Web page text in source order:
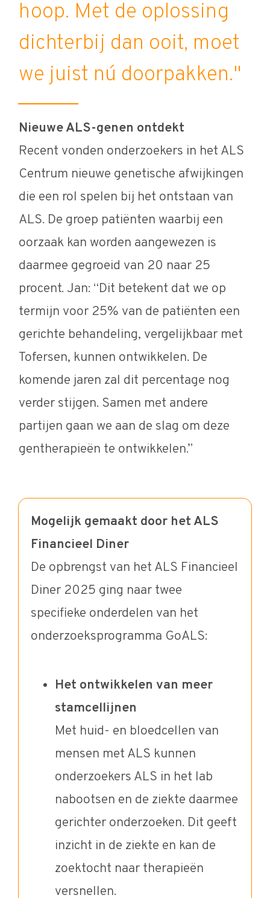
hoop. Met de oplossing
dichterbij dan ooit, moet
we juist nú doorpakken."
Nieuwe ALS-genen ontdekt
Recent vonden onderzoekers in het ALS
Centrum nieuwe genetische afwijkingen
die een rol spelen bij het ontstaan van
ALS. De groep patiënten waarbij een
oorzaak kan worden aangewezen is
daarmee gegroeid van 20 naar 25
procent. Jan: “Dit betekent dat we op
termijn voor 25% van de patiënten een
gerichte behandeling, vergelijkbaar met
Tofersen, kunnen ontwikkelen. De
komende jaren zal dit percentage nog
verder stijgen. Samen met andere
partijen gaan we aan de slag om deze
gentherapieën te ontwikkelen.”
Mogelijk gemaakt door het ALS
Financieel Diner
De opbrengst van het ALS Financieel
Diner 2025 ging naar twee
specifieke onderdelen van het
onderzoeksprogramma GoALS:
Het ontwikkelen van meer
stamcellijnen
Met huid- en bloedcellen van
mensen met ALS kunnen
onderzoekers ALS in het lab
nabootsen en de ziekte daarmee
gerichter onderzoeken. Dit geeft
inzicht in de ziekte en kan de
zoektocht naar therapieën
versnellen.